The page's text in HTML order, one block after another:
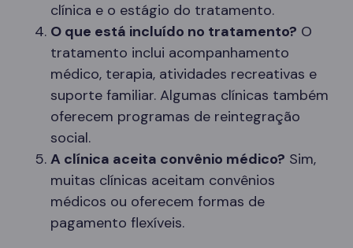
clínica e o estágio do tratamento.
O que está incluído no tratamento? O
tratamento inclui acompanhamento
médico, terapia, atividades recreativas e
suporte familiar. Algumas clínicas também
oferecem programas de reintegração
social.
A clínica aceita convênio médico? Sim,
muitas clínicas aceitam convênios
médicos ou oferecem formas de
pagamento flexíveis.